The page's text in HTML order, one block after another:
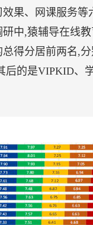
果、网课服务等
研中,猿辅导在线
得分居前两名,分
后的是VIPKID、